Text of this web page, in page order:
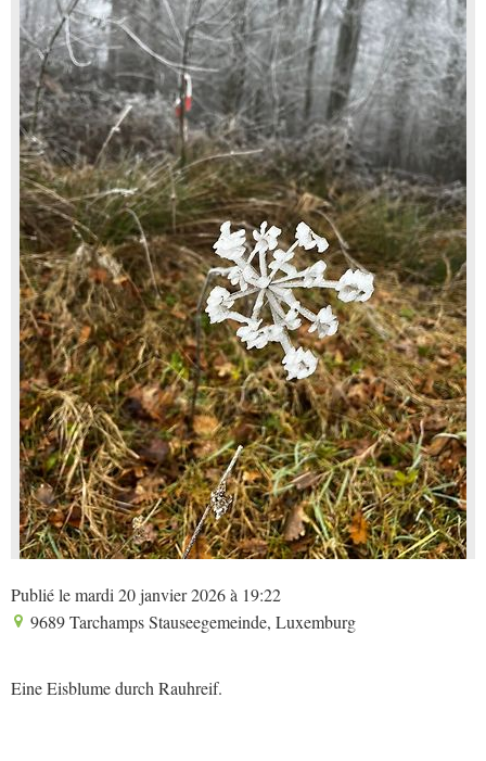
Publié le mardi 20 janvier 2026 à 19:22
9689 Tarchamps Stauseegemeinde, Luxemburg
Eine Eisblume durch Rauhreif.